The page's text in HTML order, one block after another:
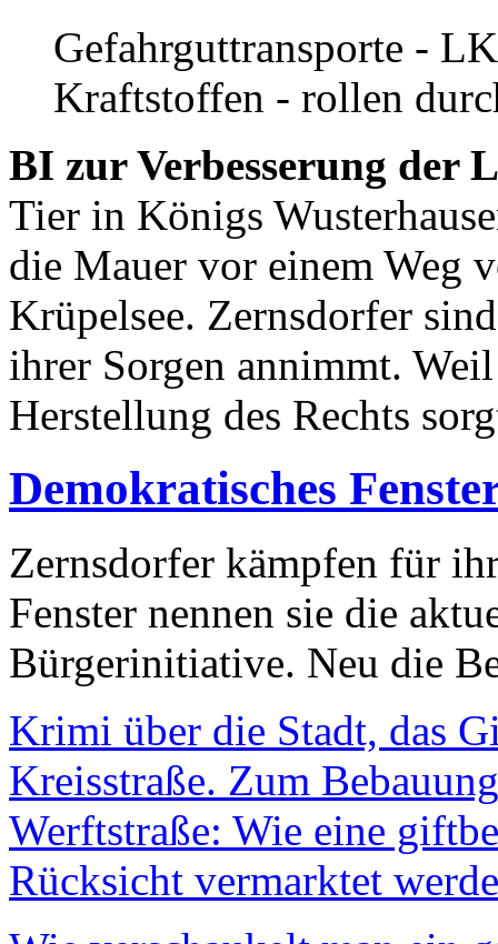
Gefahrguttransporte -
Kraftstoffen - rollen
BI zur Verbesserung der
Tier in Königs
die Mauer vor einem Weg
Krüpelsee. Zernsdorfer
ihrer Sorgen annimmt.
Herstellung des Rechts
Demokratisches
Zernsdorfer kämpfen für
Fenster nennen sie die
Bürgerinitiative. Neu die
Krimi über die Stadt, das
Kreisstraße. Zum
Werftstraße: Wie eine
Rücksicht vermarktet